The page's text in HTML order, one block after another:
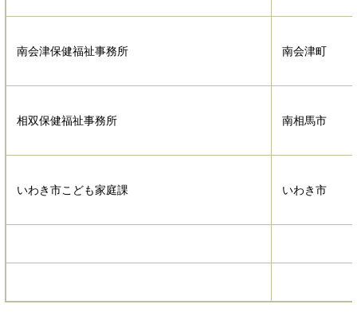
南会津保健福祉事務所 南会津町
相双保健福祉事務所 南相馬市
いわき市こども家庭課 いわき市